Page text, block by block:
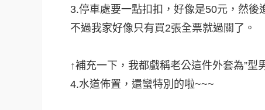
3.停車處要一點扣扣，好像是50元，然後
不過我家好像只有買2張全票就過關了。
↑補充一下，我都戲稱老公這件外套為”型
4.水道佈置，還蠻特別的啦~~~